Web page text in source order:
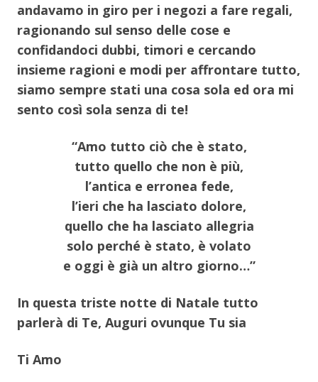
andavamo in giro per i negozi a fare regali,
ragionando sul senso delle cose e
confidandoci dubbi, timori e cercando
insieme ragioni e modi per affrontare tutto,
siamo sempre stati una cosa sola ed ora mi
sento così sola senza di te!
“Amo tutto ciò che è stato,
tutto quello che non è più,
l’antica e erronea fede,
l’ieri che ha lasciato dolore,
quello che ha lasciato allegria
solo perché è stato, è volato
e oggi è già un altro giorno…”
In questa triste notte di Natale tutto
parlerà di Te, Auguri ovunque Tu sia
Ti Amo